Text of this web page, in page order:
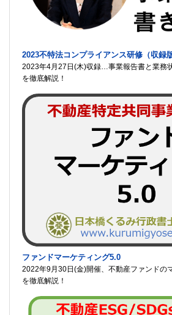
2023不特法コンプライアンス研修（収録版
2023年4月27日(木)収録…事業報告書と業務
を徹底解説！
ファンドマーケティング5.0
2022年9月30日(金)開催、不動産ファンドの
を徹底解説！